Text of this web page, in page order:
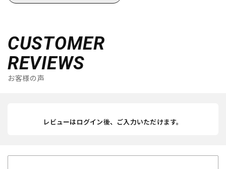
CUSTOMER
REVIEWS
お客様の声
レビューはログイン後、ご入力いただけます。